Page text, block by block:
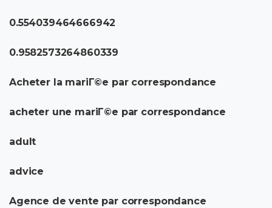
0.554039464666942
0.9582573264860339
Acheter la mariГ©e par correspondance
acheter une mariГ©e par correspondance
adult
advice
Agence de vente par correspondance